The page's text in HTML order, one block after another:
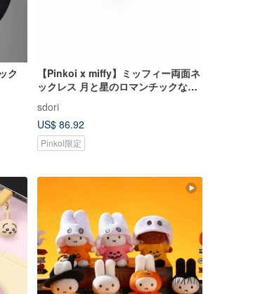
ク
【Pinkoi x miffy】ミッフィー両面ネ
ックレス 月と星のロマンチックな物
語
sdori
US$ 86.92
Pinkoi限定